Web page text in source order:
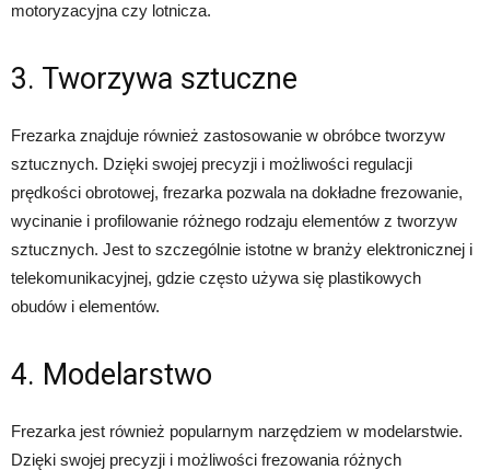
motoryzacyjna czy lotnicza.
3. Tworzywa sztuczne
Frezarka znajduje również zastosowanie w obróbce tworzyw
sztucznych. Dzięki swojej precyzji i możliwości regulacji
prędkości obrotowej, frezarka pozwala na dokładne frezowanie,
wycinanie i profilowanie różnego rodzaju elementów z tworzyw
sztucznych. Jest to szczególnie istotne w branży elektronicznej i
telekomunikacyjnej, gdzie często używa się plastikowych
obudów i elementów.
4. Modelarstwo
Frezarka jest również popularnym narzędziem w modelarstwie.
Dzięki swojej precyzji i możliwości frezowania różnych